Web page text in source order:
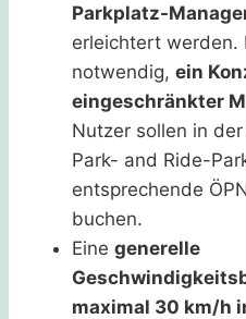
Parkplatz-
erleichtert werden.
notwendig, ein
eingeschränkter
Nutzer sollen in
Park- and Ride-
entsprechende
buchen.
Eine generelle
maximal 30 km/h